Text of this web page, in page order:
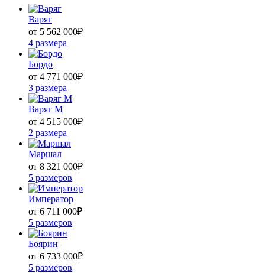
Варяг
от 5 562 000₽
4 размера
Бордо
от 4 771 000₽
3 размера
Варяг М
от 4 515 000₽
2 размера
Маршал
от 8 321 000₽
5 размеров
Император
от 6 711 000₽
5 размеров
Боярин
от 6 733 000₽
5 размеров